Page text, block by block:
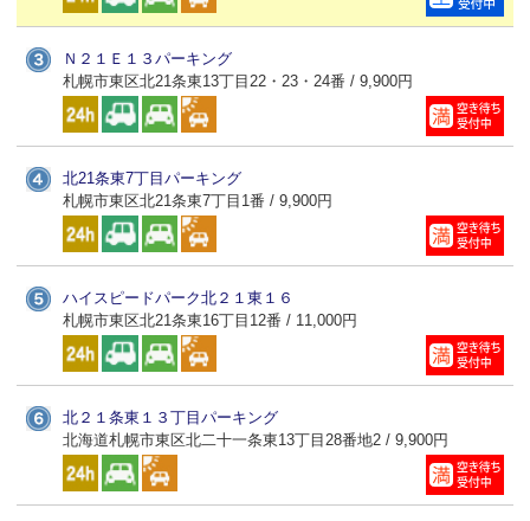
Ｎ２１Ｅ１３パーキング
札幌市東区北21条東13丁目22・23・24番 / 9,900円
北21条東7丁目パーキング
札幌市東区北21条東7丁目1番 / 9,900円
ハイスピードパーク北２１東１６
札幌市東区北21条東16丁目12番 / 11,000円
北２１条東１３丁目パーキング
北海道札幌市東区北二十一条東13丁目28番地2 / 9,900円